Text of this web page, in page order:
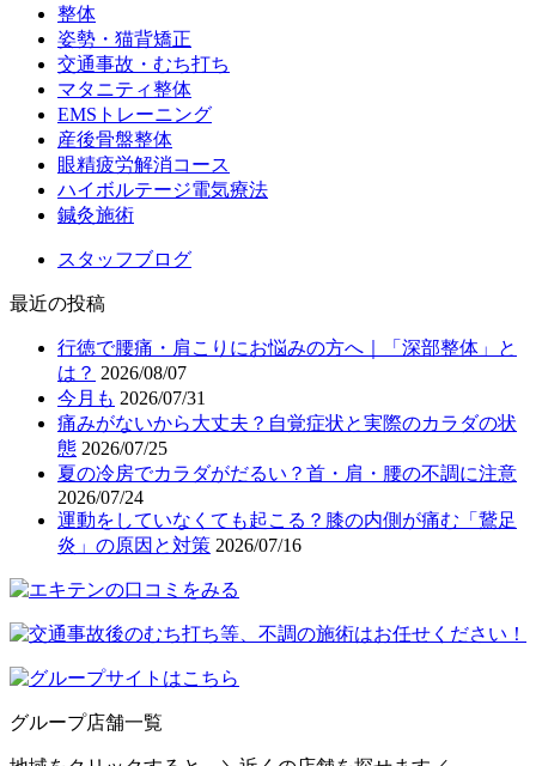
整体
姿勢・猫背矯正
交通事故・むち打ち
マタニティ整体
EMSトレーニング
産後骨盤整体
眼精疲労解消コース
ハイボルテージ電気療法
鍼灸施術
スタッフブログ
最近の投稿
行徳で腰痛・肩こりにお悩みの方へ｜「深部整体」と
は？ 2026/08/07
今月も 2026/07/31
痛みがないから大丈夫？自覚症状と実際のカラダの状
態 2026/07/25
夏の冷房でカラダがだるい？首・肩・腰の不調に注意
2026/07/24
運動をしていなくても起こる？膝の内側が痛む「鵞足
炎」の原因と対策 2026/07/16
グループ店舗一覧